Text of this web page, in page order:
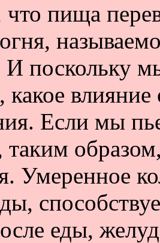
что пища
И поскольку
какое
Если мы
таким
Умеренное
еды,